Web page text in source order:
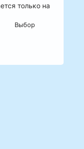
только на
Выбор